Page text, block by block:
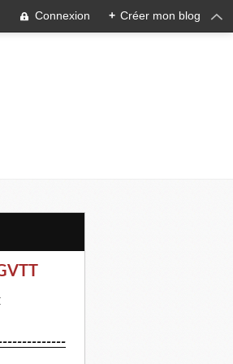
Connexion + Créer mon blog